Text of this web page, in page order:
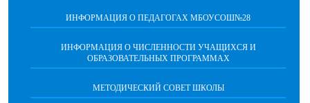
ИНФОРМАЦИЯ О ПЕДАГОГАХ МБОУСОШ№28
ИНФОРМАЦИЯ О ЧИСЛЕННОСТИ УЧАЩИХСЯ И
ОБРАЗОВАТЕЛЬНЫХ ПРОГРАММАХ
МЕТОДИЧЕСКИЙ СОВЕТ ШКОЛЫ